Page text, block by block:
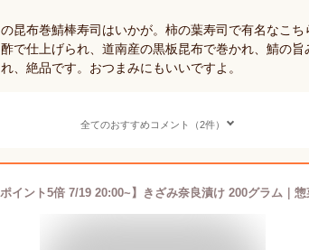
昆布巻鯖棒寿司はいかが。柿の葉寿司で有名なこ
で仕上げられ、道南産の黒板昆布で巻かれ、鯖の
、絶品です。おつまみにもいいですよ。
全てのおすすめコメント（2件）